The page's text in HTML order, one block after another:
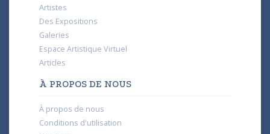
Artistes
Des Expositions
Galeries
Espace Artistique Virtuel
Articles
À PROPOS DE NOUS
À propos de nous
Conditions d'utilisation